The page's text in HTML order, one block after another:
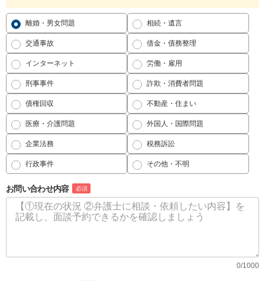
離婚・男女問題 相続・遺言
交通事故 借金・債務整理
インターネット 労働・雇用
刑事事件 詐欺・消費者問題
債権回収 不動産・住まい
医療・介護問題 外国人・国際問題
企業法務 税務訴訟
行政事件 その他・不明
お問い合わせ内容 必須
0/1000